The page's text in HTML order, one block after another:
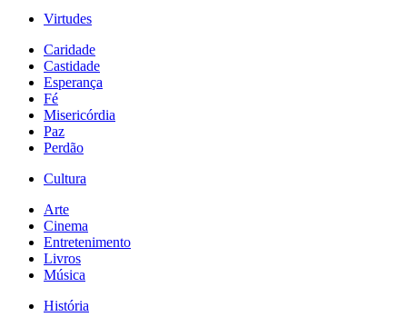
Virtudes
Caridade
Castidade
Esperança
Fé
Misericórdia
Paz
Perdão
Cultura
Arte
Cinema
Entretenimento
Livros
Música
História